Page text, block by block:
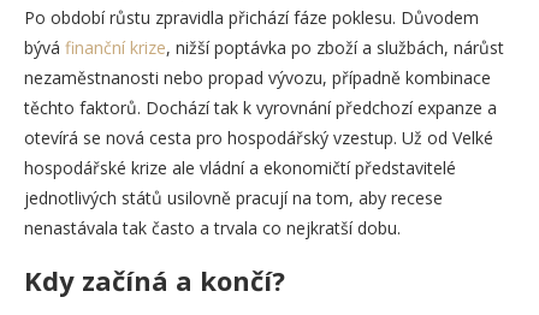
Po období růstu zpravidla přichází fáze poklesu. Důvodem
bývá finanční krize, nižší poptávka po zboží a službách, nárůst
nezaměstnanosti nebo propad vývozu, případně kombinace
těchto faktorů. Dochází tak k vyrovnání předchozí expanze a
otevírá se nová cesta pro hospodářský vzestup. Už od Velké
hospodářské krize ale vládní a ekonomičtí představitelé
jednotlivých států usilovně pracují na tom, aby recese
nenastávala tak často a trvala co nejkratší dobu.
Kdy začíná a končí?